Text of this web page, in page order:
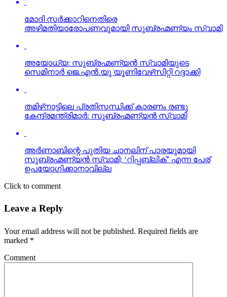
മോദി സര്‍ക്കാറിനെതിരെ
അഴിമതിയാരോപണവുമായി സുബ്രഹ്മണ്യം സ്വാമി
അയോധ്യ: സുബ്രഹ്മണ്യന്‍ സ്വാമിയുടെ
സെമിനാര്‍ ജെ.എന്‍.യു യൂണിവേഴ്‌സിറ്റി റദ്ദാക്കി
തമിഴ്‌നാട്ടിലെ പ്രതിസന്ധിക്ക് കാരണം രണ്ടു
കേന്ദ്രമന്ത്രിമാര്‍: സുബ്രഹ്മണ്യന്‍ സ്വാമി
അര്‍ണാബിന്റെ പുതിയ ചാനലിന് പാരയുമായി
സുബ്രഹ്മണ്യന്‍ സ്വാമി; ‘റിപ്പബ്ലിക്’ എന്ന പേര്
ഉപയോഗിക്കാനാവില്ല
Click to comment
Leave a Reply
Your email address will not be published. Required fields are
marked *
Comment